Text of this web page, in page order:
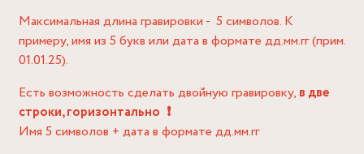
Максимальная длина гравировки - 5 символов. К
примеру, имя из 5 букв или дата в формате дд.мм.гг (прим.
01.01.25).
Есть возможность сделать двойную гравировку, в две
строки, горизонтально ❗️
Имя 5 символов + дата в формате дд.мм.гг